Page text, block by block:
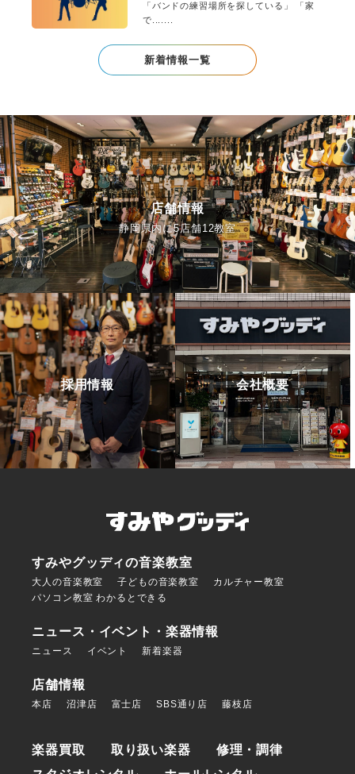
「バンドの練習場所を探している」 「家
で.......
新着情報一覧
店舗情報
静岡県内に5店舗12教室
採用情報 会社概要
すみやグッディの音楽教室
大人の音楽教室 子どもの音楽教室
カルチャー教室
パソコン教室 わかるとできる
ニュース・イベント・楽器情報
ニュース イベント 新着楽器
店舗情報
本店 沼津店 富士店 SBS通り店 藤枝店
楽器買取 取り扱い楽器
修理・調律